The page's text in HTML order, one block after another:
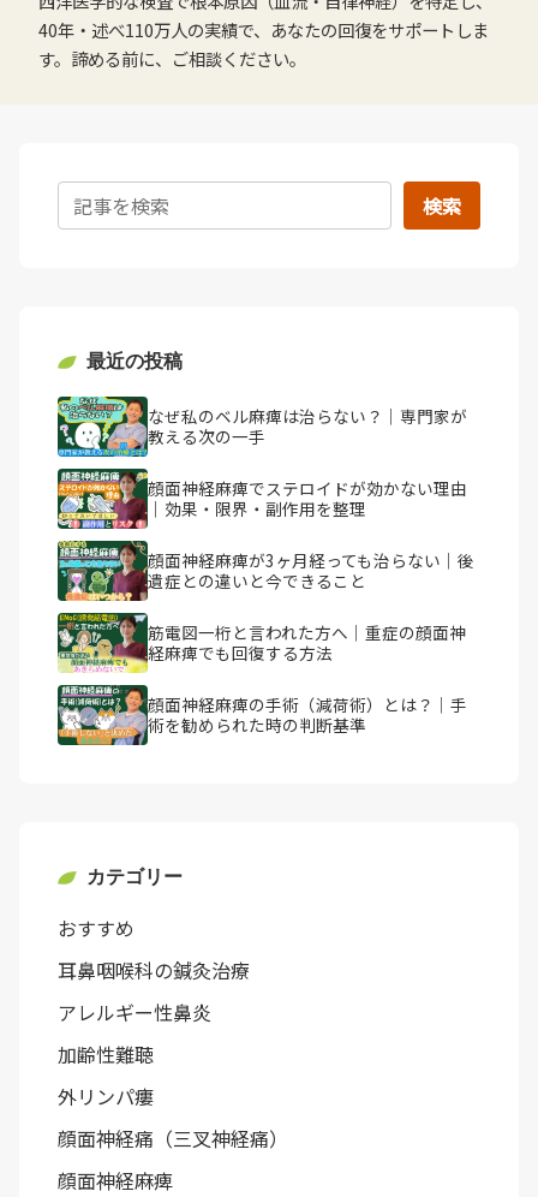
40年・述べ110万人の実績で、あなたの回復をサポートしま
す。諦める前に、ご相談ください。
検索
最近の投稿
なぜ私のベル麻痺は治らない？｜専門家が
教える次の一手
顔面神経麻痺でステロイドが効かない理由
｜効果・限界・副作用を整理
顔面神経麻痺が3ヶ月経っても治らない｜後
遺症との違いと今できること
筋電図一桁と言われた方へ｜重症の顔面神
経麻痺でも回復する方法
顔面神経麻痺の手術（減荷術）とは？｜手
術を勧められた時の判断基準
カテゴリー
おすすめ
耳鼻咽喉科の鍼灸治療
アレルギー性鼻炎
加齢性難聴
外リンパ瘻
顔面神経痛（三叉神経痛）
顔面神経麻痺